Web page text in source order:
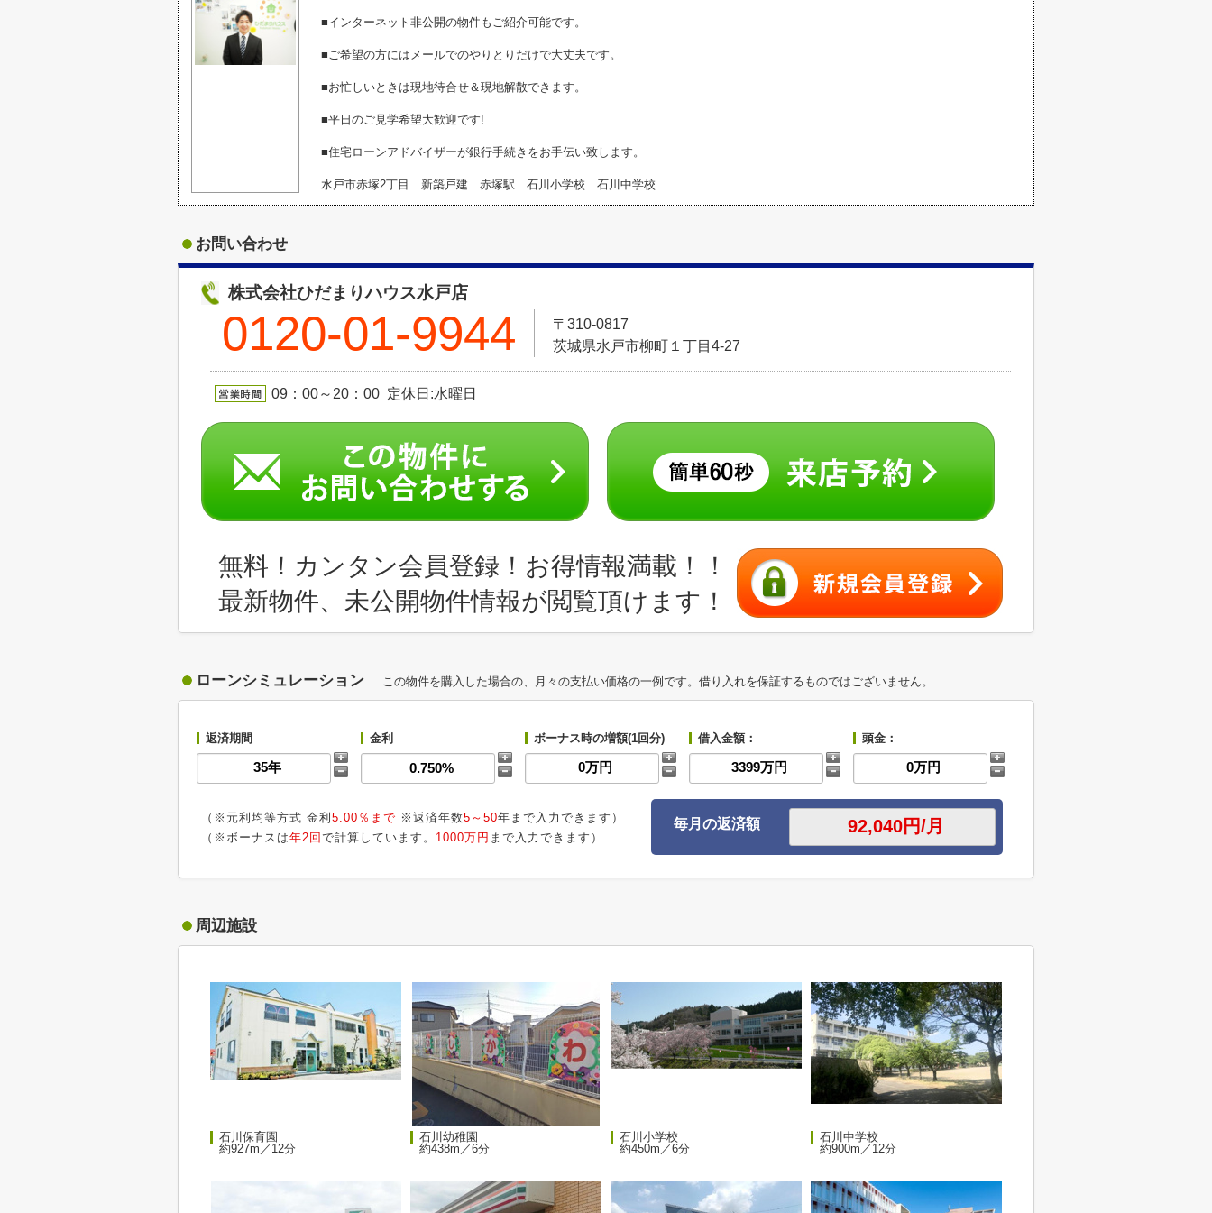
■インターネット非公開の物件もご紹介可能です。
■ご希望の方にはメールでのやりとりだけで大丈夫です。
■お忙しいときは現地待合せ＆現地解散できます。
■平日のご見学希望大歓迎です!
■住宅ローンアドバイザーが銀行手続きをお手伝い致します。
水戸市赤塚2丁目 新築戸建 赤塚駅 石川小学校 石川中学校
お問い合わせ
株式会社ひだまりハウス水戸店
0120-01-9944
〒310-0817
茨城県水戸市柳町１丁目4-27
09：00～20：00 定休日:水曜日
無料！カンタン会員登録！お得情報満載！！
最新物件、未公開物件情報が閲覧頂けます！
ローンシミュレーション この物件を購入した場合の、月々の支払い価格の一例です。借り入れを保証するものではございません。
返済期間 金利 ボーナス時の増額(1回分) 借入金額： 頭金：
（※元利均等方式 金利 5.00％まで ※返済年数5～50年まで入力できます）
（※ボーナスは年2回 で計算しています。 1000万円 まで入力できます）
毎月の返済額
周辺施設
石川保育園
約927m／12分
石川幼稚園
約438m／6分
石川小学校
約450m／6分
石川中学校
約900m／12分